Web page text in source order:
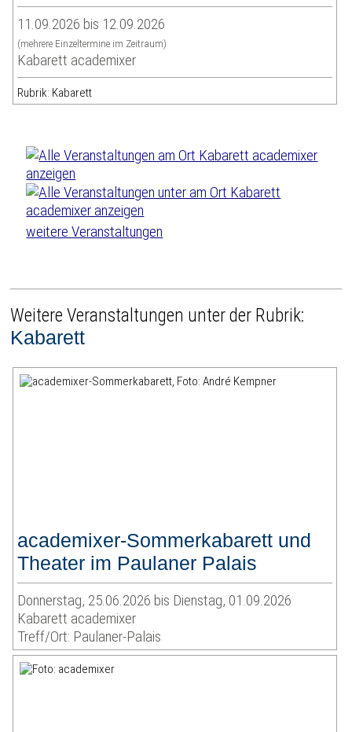
11.09.2026 bis 12.09.2026
(mehrere Einzeltermine im Zeitraum)
Kabarett academixer
Rubrik: Kabarett
weitere Veranstaltungen
Weitere Veranstaltungen unter der Rubrik:
Kabarett
academixer-Sommerkabarett und
Theater im Paulaner Palais
Donnerstag, 25.06.2026 bis Dienstag, 01.09.2026
Kabarett academixer
Treff/Ort: Paulaner-Palais